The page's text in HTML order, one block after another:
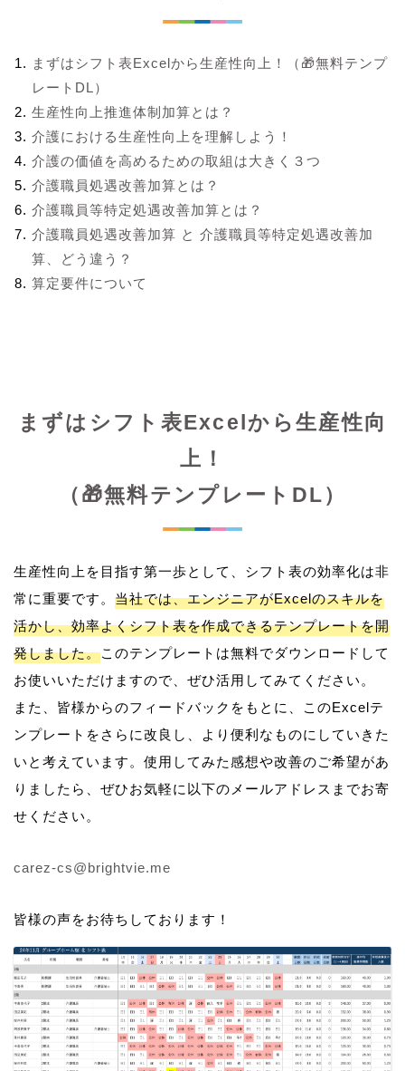
まずはシフト表Excelから生産性向上！（🎁無料テンプ
レートDL）
生産性向上推進体制加算とは？
介護における生産性向上を理解しよう！
介護の価値を高めるための取組は大きく３つ
介護職員処遇改善加算とは？
介護職員等特定処遇改善加算とは？
介護職員処遇改善加算 と 介護職員等特定処遇改善加
算、どう違う？
算定要件について
まずはシフト表Excelから生産性向
上！
（🎁無料テンプレートDL）
生産性向上を目指す第一歩として、シフト表の効率化は非
常に重要です。 当社では、エンジニアがExcelのスキルを
活かし、効率よくシフト表を作成できるテンプレートを開
発しました。このテンプレートは無料でダウンロードして
お使いいただけますので、ぜひ活用してみてください。
また、皆様からのフィードバックをもとに、このExcelテ
ンプレートをさらに改良し、より便利なものにしていきた
いと考えています。使用してみた感想や改善のご希望があ
りましたら、ぜひお気軽に以下のメールアドレスまでお寄
せください。
carez-cs@brightvie.me
皆様の声をお待ちしております！